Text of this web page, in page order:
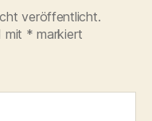
veröffentlicht.
mit * markiert